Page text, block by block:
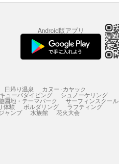
Android版アプリ
日帰り温泉 カヌー･カヤック
ューバダイビング シュノーケリング
園地・テーマパーク サーフィンスクール
体験 ボルダリング ラフティング
ャンプ 水族館 花火大会